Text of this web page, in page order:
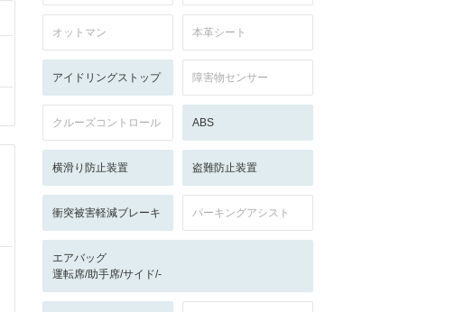
オットマン 本革シート
アイドリングストップ 障害物センサー
クルーズコントロール ABS
横滑り防止装置 盗難防止装置
衝突被害軽減ブレーキ パーキングアシスト
エアバッグ
運転席/助手席/サイド/-